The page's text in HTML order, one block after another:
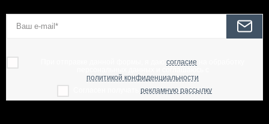
согласие
политикой конфиденциальности
рекламную рассылку